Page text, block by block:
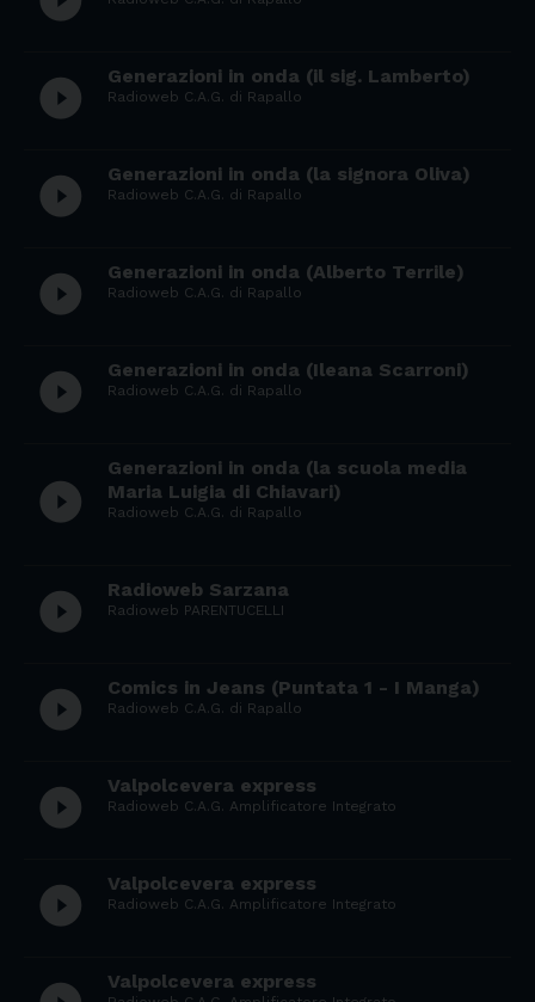
play_circle_filled Generazioni in onda (il sig. Lamberto)
Radioweb C.A.G. di Rapallo
play_circle_filled Generazioni in onda (la signora Oliva)
Radioweb C.A.G. di Rapallo
play_circle_filled Generazioni in onda (Alberto Terrile)
Radioweb C.A.G. di Rapallo
play_circle_filled Generazioni in onda (Ileana Scarroni)
Radioweb C.A.G. di Rapallo
play_circle_filled
Generazioni in onda (la scuola media
Maria Luigia di Chiavari)
Radioweb C.A.G. di Rapallo
play_circle_filled Radioweb Sarzana
Radioweb PARENTUCELLI
play_circle_filled Comics in Jeans (Puntata 1 - I Manga)
Radioweb C.A.G. di Rapallo
play_circle_filled Valpolcevera express
Radioweb C.A.G. Amplificatore Integrato
play_circle_filled Valpolcevera express
Radioweb C.A.G. Amplificatore Integrato
Valpolcevera express